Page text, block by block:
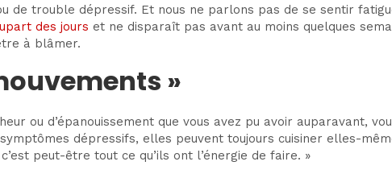
de trouble dépressif. Et nous ne parlons pas de se sentir
des jours et ne disparaît pas avant au moins quelques
à blâmer.
»
ou d’épanouissement que vous avez pu avoir auparavant,
dépressifs, elles peuvent toujours cuisiner elles-
peut-être tout ce qu’ils ont l’énergie de faire. »